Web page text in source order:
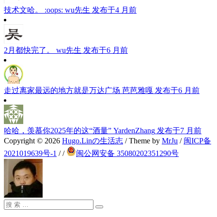
技术文哈。 :oops: wu先生 发布于4 月前
2月都快完了。 wu先生 发布于6 月前
走过离家最远的地方就是万达广场 芭芭雅嘎 发布于6 月前
哈哈，羡慕你2025年的这“酒量” YardenZhang 发布于7 月前
Copyright © 2026 Hugo.Linの生活志 / Theme by MrJu / 闽ICP备
2021019639号-1 // 闽公网安备 35080202351290号
搜
搜